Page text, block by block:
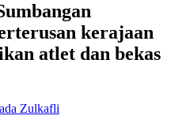
kerajaan
atlet dan bekas
Zulkafli